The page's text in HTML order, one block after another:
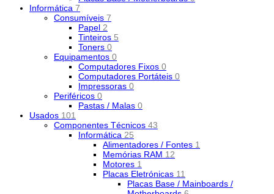
Informática 7
Consumíveis 7
Papel 2
Tinteiros 5
Toners 0
Equipamentos 0
Computadores Fixos 0
Computadores Portáteis 0
Impressoras 0
Periféricos 0
Pastas / Malas 0
Usados 101
Componentes Técnicos 43
Informática 25
Alimentadores / Fontes 1
Memórias RAM 12
Motores 1
Placas Eletrónicas 11
Placas Base / Mainboards /